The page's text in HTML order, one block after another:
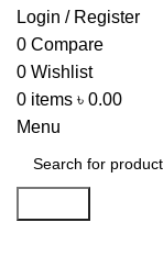
Login / Register
0 Compare
0 Wishlist
0 items ৳ 0.00
Menu